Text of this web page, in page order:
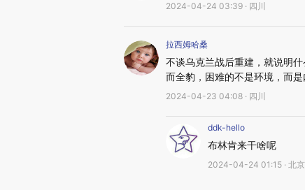
2024-04-24 03:39 · 四川
拉西姆哈桑
不谈乌克兰战后重建，就说明
而全豹，困难的不是环境，而是
2024-04-23 04:08 · 四川
ddk-hello
布林肯来干啥呢
2024-04-24 01:15 · 北京